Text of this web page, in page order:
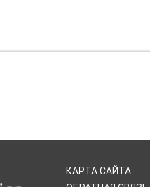
КАРТА САЙТА